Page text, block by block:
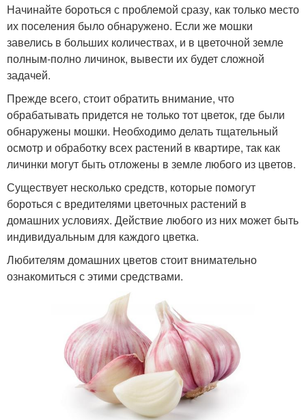
Начинайте бороться с проблемой сразу, как только место
их поселения было обнаружено. Если же мошки
завелись в больших количествах, и в цветочной земле
полным-полно личинок, вывести их будет сложной
задачей.
Прежде всего, стоит обратить внимание, что
обрабатывать придется не только тот цветок, где были
обнаружены мошки. Необходимо делать тщательный
осмотр и обработку всех растений в квартире, так как
личинки могут быть отложены в земле любого из цветов.
Существует несколько средств, которые помогут
бороться с вредителями цветочных растений в
домашних условиях. Действие любого из них может быть
индивидуальным для каждого цветка.
Любителям домашних цветов стоит внимательно
ознакомиться с этими средствами.